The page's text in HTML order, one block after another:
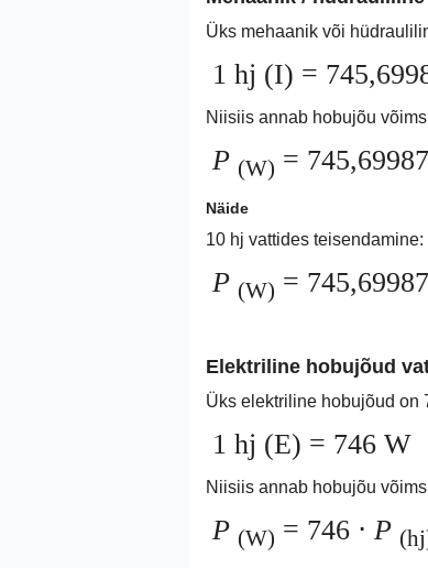
Üks mehaanik või
1 hj (I) =
Niisiis annab hobujõu
P (W) =
Näide
10 hj vattides teisendamine:
P (W) =
Elektriline hobujõud
Üks elektriline hobujõud on
1 hj (E) = 746 W
Niisiis annab hobujõu
P (W) = 746 ⋅ P